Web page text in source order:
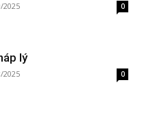
2025 0
lý
2025 0